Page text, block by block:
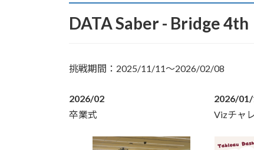
DATA Saber - Bridge 4th
挑戦期間：2025/11/11〜2026/02/08
2026/02
卒業式
2026/
Vizチャ